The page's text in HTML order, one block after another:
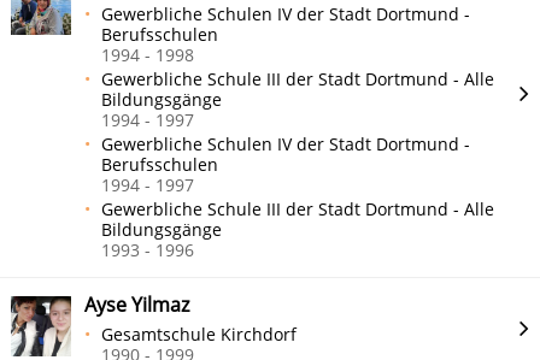
Gewerbliche Schulen IV der Stadt Dortmund -
Berufsschulen
1994 - 1998
Gewerbliche Schule III der Stadt Dortmund - Alle
Bildungsgänge
1994 - 1997
Gewerbliche Schulen IV der Stadt Dortmund -
Berufsschulen
1994 - 1997
Gewerbliche Schule III der Stadt Dortmund - Alle
Bildungsgänge
1993 - 1996
Ayse Yilmaz
Gesamtschule Kirchdorf
1990 - 1999